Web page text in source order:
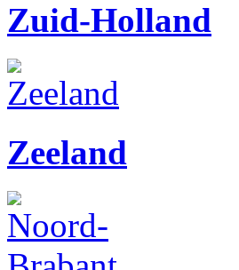
Zuid-Holland
Zeeland